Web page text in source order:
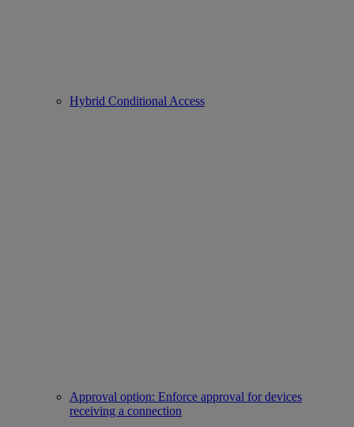
Hybrid Conditional Access
Approval option: Enforce approval for devices
receiving a connection